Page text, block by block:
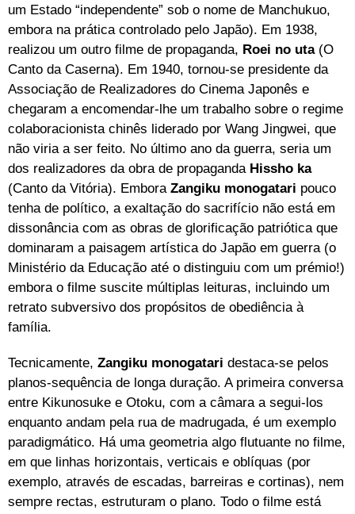
um Estado “independente” sob o nome de Manchukuo,
embora na prática controlado pelo Japão). Em 1938,
realizou um outro filme de propaganda, Roei no uta(O
Canto da Caserna). Em 1940, tornou-se presidente da
Associação de Realizadores do Cinema Japonês e
chegaram a encomendar-lhe um trabalho sobre o regime
colaboracionista chinês liderado por Wang Jingwei, que
não viria a ser feito. No último ano da guerra, seria um
dos realizadores da obra de propaganda Hissho ka
(Canto da Vitória). Embora Zangiku monogatari pouco
tenha de político, a exaltação do sacrifício não está em
dissonância com as obras de glorificação patriótica que
dominaram a paisagem artística do Japão em guerra (o
Ministério da Educação até o distinguiu com um prémio!)
embora o filme suscite múltiplas leituras, incluindo um
retrato subversivo dos propósitos de obediência à
família.
Tecnicamente, Zangiku monogatari destaca-se pelos
planos-sequência de longa duração. A primeira conversa
entre Kikunosuke e Otoku, com a câmara a segui-los
enquanto andam pela rua de madrugada, é um exemplo
paradigmático. Há uma geometria algo flutuante no filme,
em que linhas horizontais, verticais e oblíquas (por
exemplo, através de escadas, barreiras e cortinas), nem
sempre rectas, estruturam o plano. Todo o filme está